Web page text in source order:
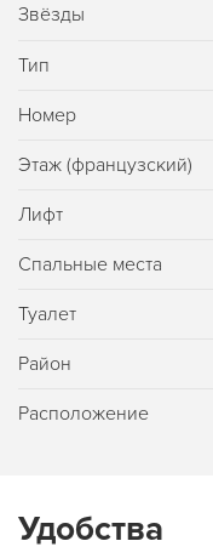
Звёзды
Тип
Номер
Этаж (французский)
Лифт
Спальные места
Туалет
Район
Расположение
Удобства